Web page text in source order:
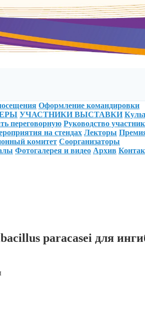
Оформление командировки
УЧАСТНИКИ ВЫСТАВКИ
переговорную Руководство
на стендах Лекторы
комитет Соорганизаторы
Фотогалерея и видео Архив
paracasei для